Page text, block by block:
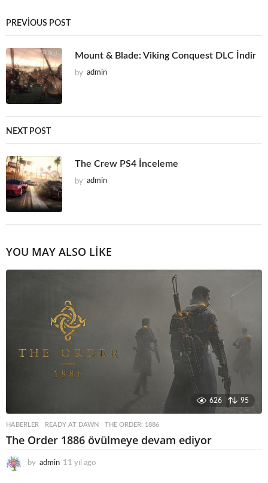
PREVIOUS POST
Mount & Blade: Viking Conquest DLC İndir
by admin
NEXT POST
The Crew PS4 İnceleme
by admin
YOU MAY ALSO LIKE
626 95
HABERLER READY AT DAWN ,THE ORDER: 1886
The Order 1886 övülmeye devam ediyor
by admin 11 yıl ago